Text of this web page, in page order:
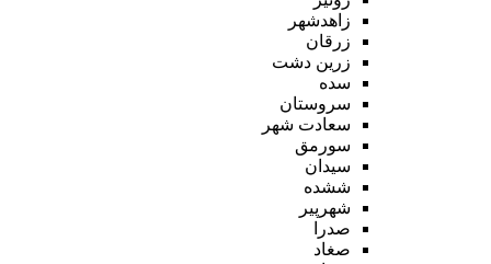
زاهدشهر
زرقان
زرین دشت
سده
سروستان
سعادت شهر
سورمق
سیدان
ششده
شهرپیر
صدرا
صغاد